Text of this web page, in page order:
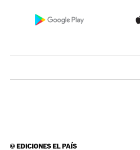
©EDICIONES EL PAÍS